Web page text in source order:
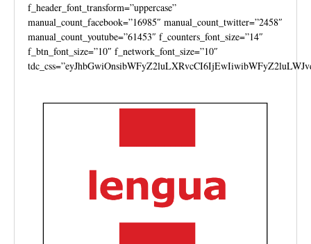
f_header_font_transform=”uppercase”
manual_count_facebook=”16985″ manual_count_twitter=”2458″
manual_count_youtube=”61453″ f_counters_font_size=”14″
f_btn_font_size=”10″ f_network_font_size=”10″